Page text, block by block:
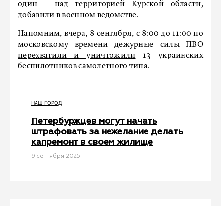
один – над территорией Курской области,
добавили в военном ведомстве.
Напомним, вчера, 8 сентября, с 8:00 до 11:00 по
московскому времени дежурные силы ПВО
перехватили и уничтожили 13 украинских
беспилотников самолетного типа.
НАШ ГОРОД
Петербуржцев могут начать
штрафовать за нежелание делать
капремонт в своем жилище
9 сентября 2025